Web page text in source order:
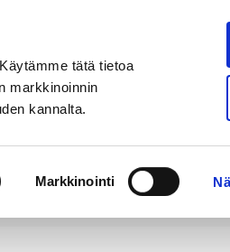
tätä tietoa
markkinoinnin
kannalta.
Markkinointi